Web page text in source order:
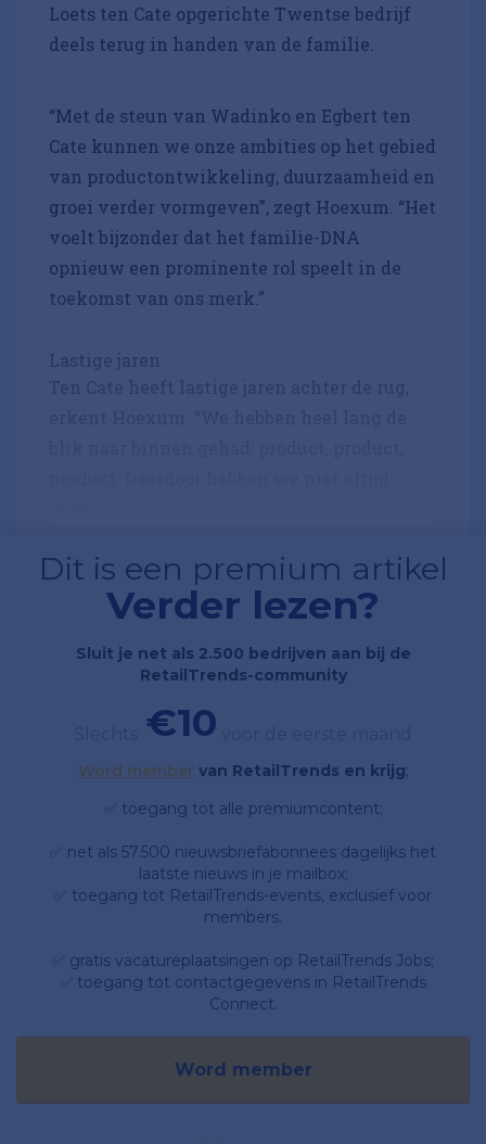
Loets ten Cate opgerichte Twentse bedrijf
deels terug in handen van de familie.
“Met de steun van Wadinko en Egbert ten
Cate kunnen we onze ambities op het gebied
van productontwikkeling, duurzaamheid en
groei verder vormgeven”, zegt Hoexum. “Het
voelt bijzonder dat het familie-DNA
opnieuw een prominente rol speelt in de
toekomst van ons merk.”
Lastige jaren
Dit is een premium artikel
Verder lezen?
Sluit je net als 2.500 bedrijven aan bij de
RetailTrends-community
€10
Word member van RetailTrends en krijg;
✅ toegang tot alle premiumcontent;
✅ net als 57.500 nieuwsbriefabonnees dagelijks het
laatste nieuws in je mailbox;
✅ toegang tot RetailTrends-events, exclusief voor
members.
✅ gratis vacatureplaatsingen op RetailTrends Jobs;
✅ toegang tot contactgegevens in RetailTrends
Connect.
Word member